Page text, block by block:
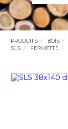
PRODUITS BOIS
SLS
FERMETTE